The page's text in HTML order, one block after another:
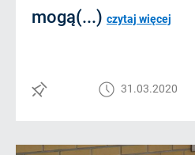
mogą(...) czytaj więcej
31.03.2020